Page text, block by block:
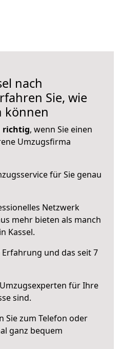
nach
Sie, wie
können
richtig, wenn Sie einen
Umzugsfirma
für Sie genau
Netzwerk
mehr bieten als manch
Kassel.
Erfahrung und das seit 7
für Ihre
sind.
Sie zum Telefon oder
ganz bequem